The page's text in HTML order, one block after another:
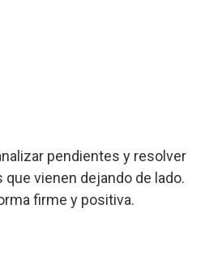
pendientes y resolver
vienen dejando de lado.
firme y positiva.